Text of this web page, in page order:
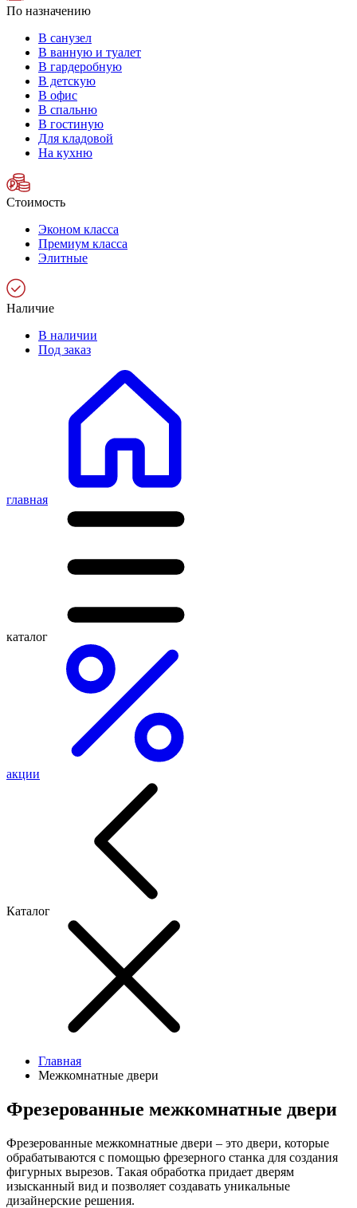
По назначению
В санузел
В ванную и туалет
В гардеробную
В детскую
В офис
В спальню
В гостиную
Для кладовой
На кухню
Стоимость
Эконом класса
Премиум класса
Элитные
Наличие
В наличии
Под заказ
главная
каталог
акции
Каталог
Главная
Межкомнатные двери
Фрезерованные межкомнатные двери
Фрезерованные межкомнатные двери – это двери, которые
обрабатываются с помощью фрезерного станка для создания
фигурных вырезов. Такая обработка придает дверям
изысканный вид и позволяет создавать уникальные
дизайнерские решения.